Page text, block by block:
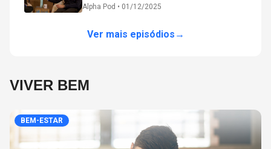
MICHAEL PHELPS O MAIOR ATLETA DA
Alpha Pod • 01/12/2025
Ver mais episódios →
VIVER BEM
BEM-ESTAR